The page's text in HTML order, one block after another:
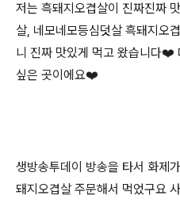
저는 흑돼지오겹살이 진짜진
살, 네모네모등심덧살 흑돼지오
니 진짜 맛있게 먹고 왔습니다❤️
싶은 곳이에요❤️
생방송투데이 방송을 타서 화제
돼지오겹살 주문해서 먹었구요